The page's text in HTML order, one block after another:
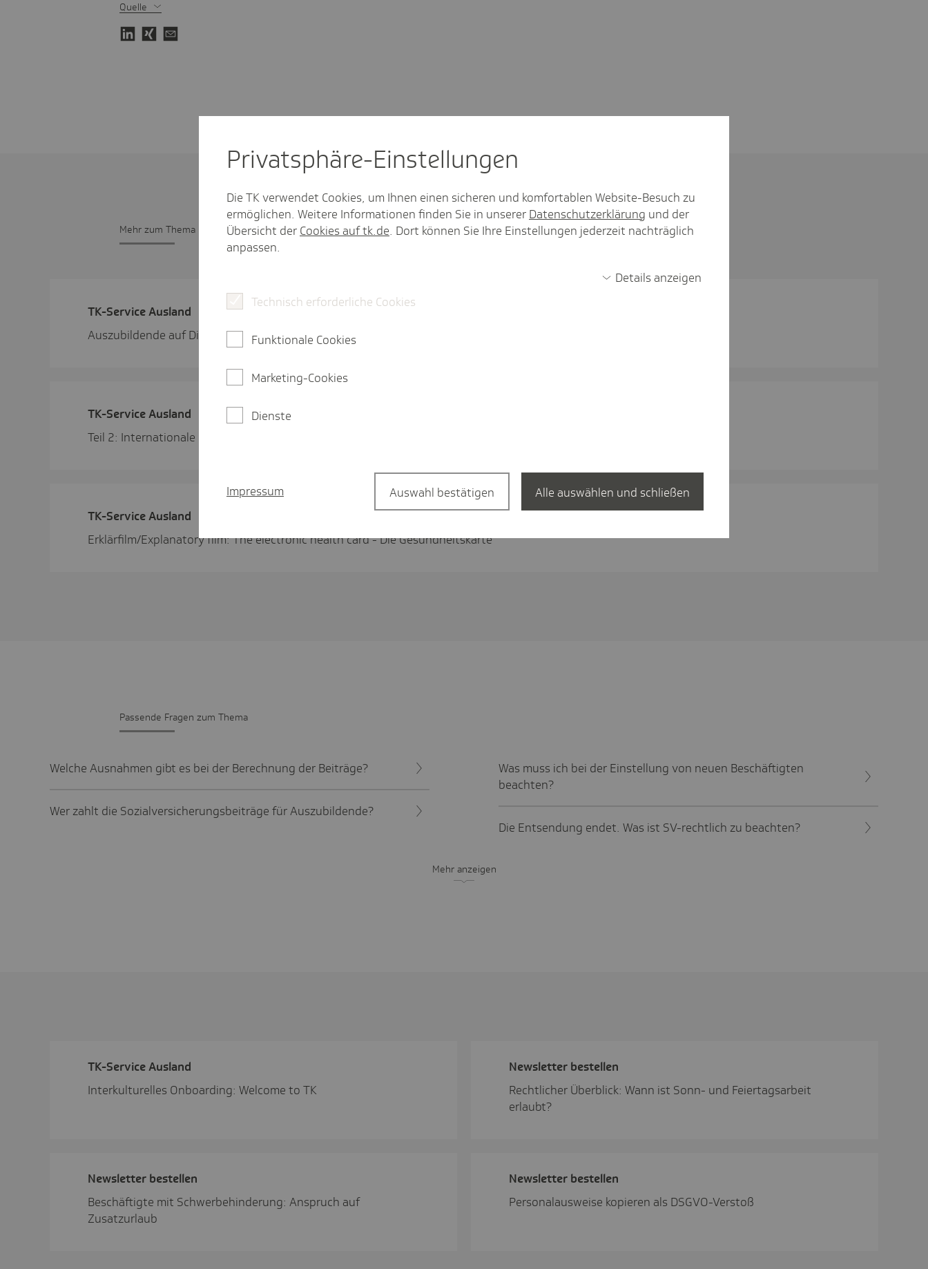
Quelle
Mehr zum Thema
TK-Service Ausland
Auszubildende auf Dienstreise
TK-Service Ausland
Teil 2: Internationale Fachkräfte gewinnen - so gelingt der Start in Deutschland
TK-Service Ausland
Erklärfilm/Explanatory film: The electronic health card - Die Gesundheitskarte
Passende Fragen zum Thema
Welche Ausnahmen gibt es bei der Berechnung der Beiträge?
Wer zahlt die Sozialversicherungsbeiträge für Auszubildende?
Was muss ich bei der Einstellung von neuen Beschäftigten
beachten?
Die Entsendung endet. Was ist SV-rechtlich zu beachten?
Mehr anzeigen
TK-Service Ausland
Interkulturelles Onboarding: Welcome to TK
News­letter bestellen
Rechtlicher Überblick: Wann ist Sonn- und Feiertagsarbeit
erlaubt?
News­letter bestellen
Beschäftigte mit Schwerbehinderung: Anspruch auf
Zusatzurlaub
News­letter bestellen
Personalausweise kopieren als DSGVO-Verstoß
Privat­sphäre-Einstel­lungen
Die TK verwendet Cookies, um Ihnen einen sicheren und komfortablen Website-Besuch zu
ermöglichen. Weitere Informationen finden Sie in unserer Datenschutzerklärung und der
Übersicht der Cookies auf tk.de. Dort können Sie Ihre Einstellungen jederzeit nachträglich
anpassen.
Details anzeigen
Technisch erforderliche Cookies
Funktionale Cookies
Marketing-Cookies
Dienste
Impressum Auswahl bestätigen Alle auswählen und schließen